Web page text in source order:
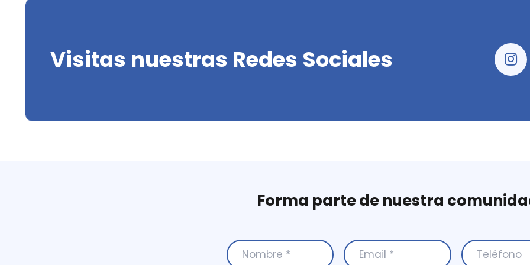
Visitas nuestras Redes Sociales
Forma parte de nuestra